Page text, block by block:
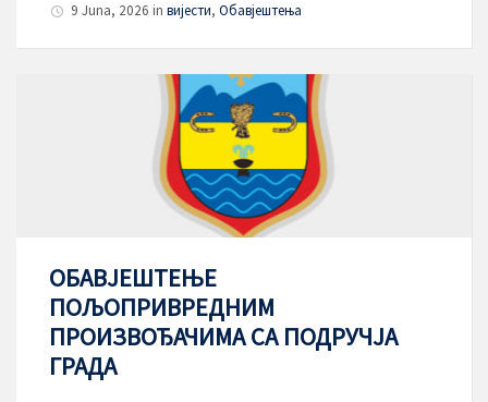
9 Juna, 2026 in вијести, Обавјештења
ОБАВЈЕШТЕЊЕ
ПОЉОПРИВРЕДНИМ
ПРОИЗВОЂАЧИМА СА ПОДРУЧЈА
ГРАДА